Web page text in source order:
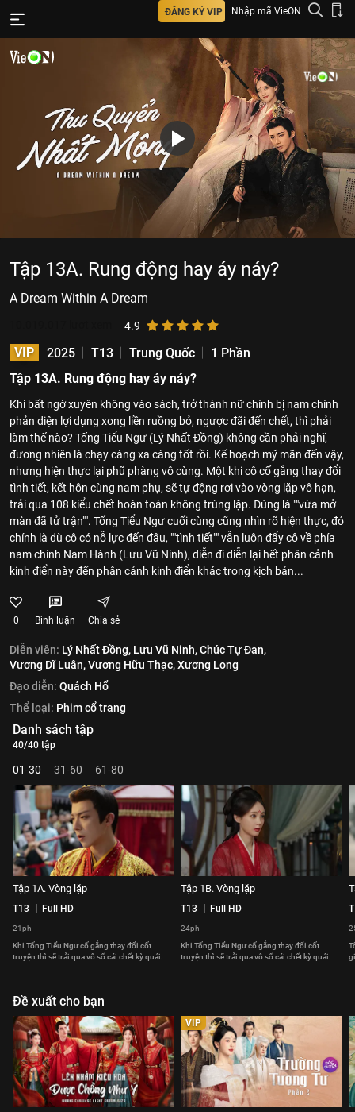
ĐĂNG KÝ VIP Nhập mã VieON
Tập 13A. Rung động hay áy náy?
A Dream Within A Dream
4.9
VIP 2025 T13 Trung Quốc
1 Phần
Tập 13A. Rung động hay áy náy?
Khi bất ngờ xuyên không vào sách, trở thành nữ chính bị nam chính
phản diện lợi dụng xong liền ruồng bỏ, ngược đãi đến chết, thì phải
làm thế nào? Tống Tiểu Ngư (Lý Nhất Đồng) không cần phải nghĩ,
đương nhiên là chạy càng xa càng tốt rồi. Kế hoạch mỹ mãn đến vậy,
nhưng hiện thực lại phũ phàng vô cùng. Một khi cô cố gắng thay đổi
tình tiết, kết hôn cùng nam phụ, sẽ tự động rơi vào vòng lặp vô hạn,
trải qua 108 kiểu chết hoàn toàn không trùng lặp. Đúng là ""vừa mở
màn đã tử trận"". Tống Tiểu Ngư cuối cùng cũng nhìn rõ hiện thực, đó
chính là dù cô có nỗ lực đến đâu, ""tình tiết"" vẫn luôn đẩy cô về phía
nam chính Nam Hành (Lưu Vũ Ninh), diễn đi diễn lại hết phân cảnh
kinh điển này đến phân cảnh kinh điển khác trong kịch bản...
0 Bình luận Chia sẻ
Diễn viên: Lý Nhất Đồng, Lưu Vũ Ninh,Chúc Tự Đan,
Vương Dĩ Luân,Vương Hữu Thạc,Xương Long
Đạo diễn: Quách Hổ
Thể loại: Phim cổ trang
Danh sách tập
40/40 tập
01-30 31-60 61-80
Tập 1A. Vòng lặp
T13 Full HD
21ph
Khi Tống Tiểu Ngư cố gắng thay đổi cốt
truyện thì sẽ trải qua vô số cái chết kỳ quái.
Tập 1B. Vòng lặp
T13 Full HD
24ph
Khi Tống Tiểu Ngư cố gắng thay đổi cốt
truyện thì sẽ trải qua vô số cái chết kỳ quái.
Đề xuất cho bạn
VIP